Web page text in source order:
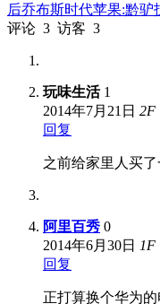
后乔布斯时代苹果:黔驴
评论 3 访客 3
玩味生活 1
2014年7月21日 2F
回复
之前给家里人买
阿里百秀 0
2014年6月30日 1F
回复
正打算换个华为的